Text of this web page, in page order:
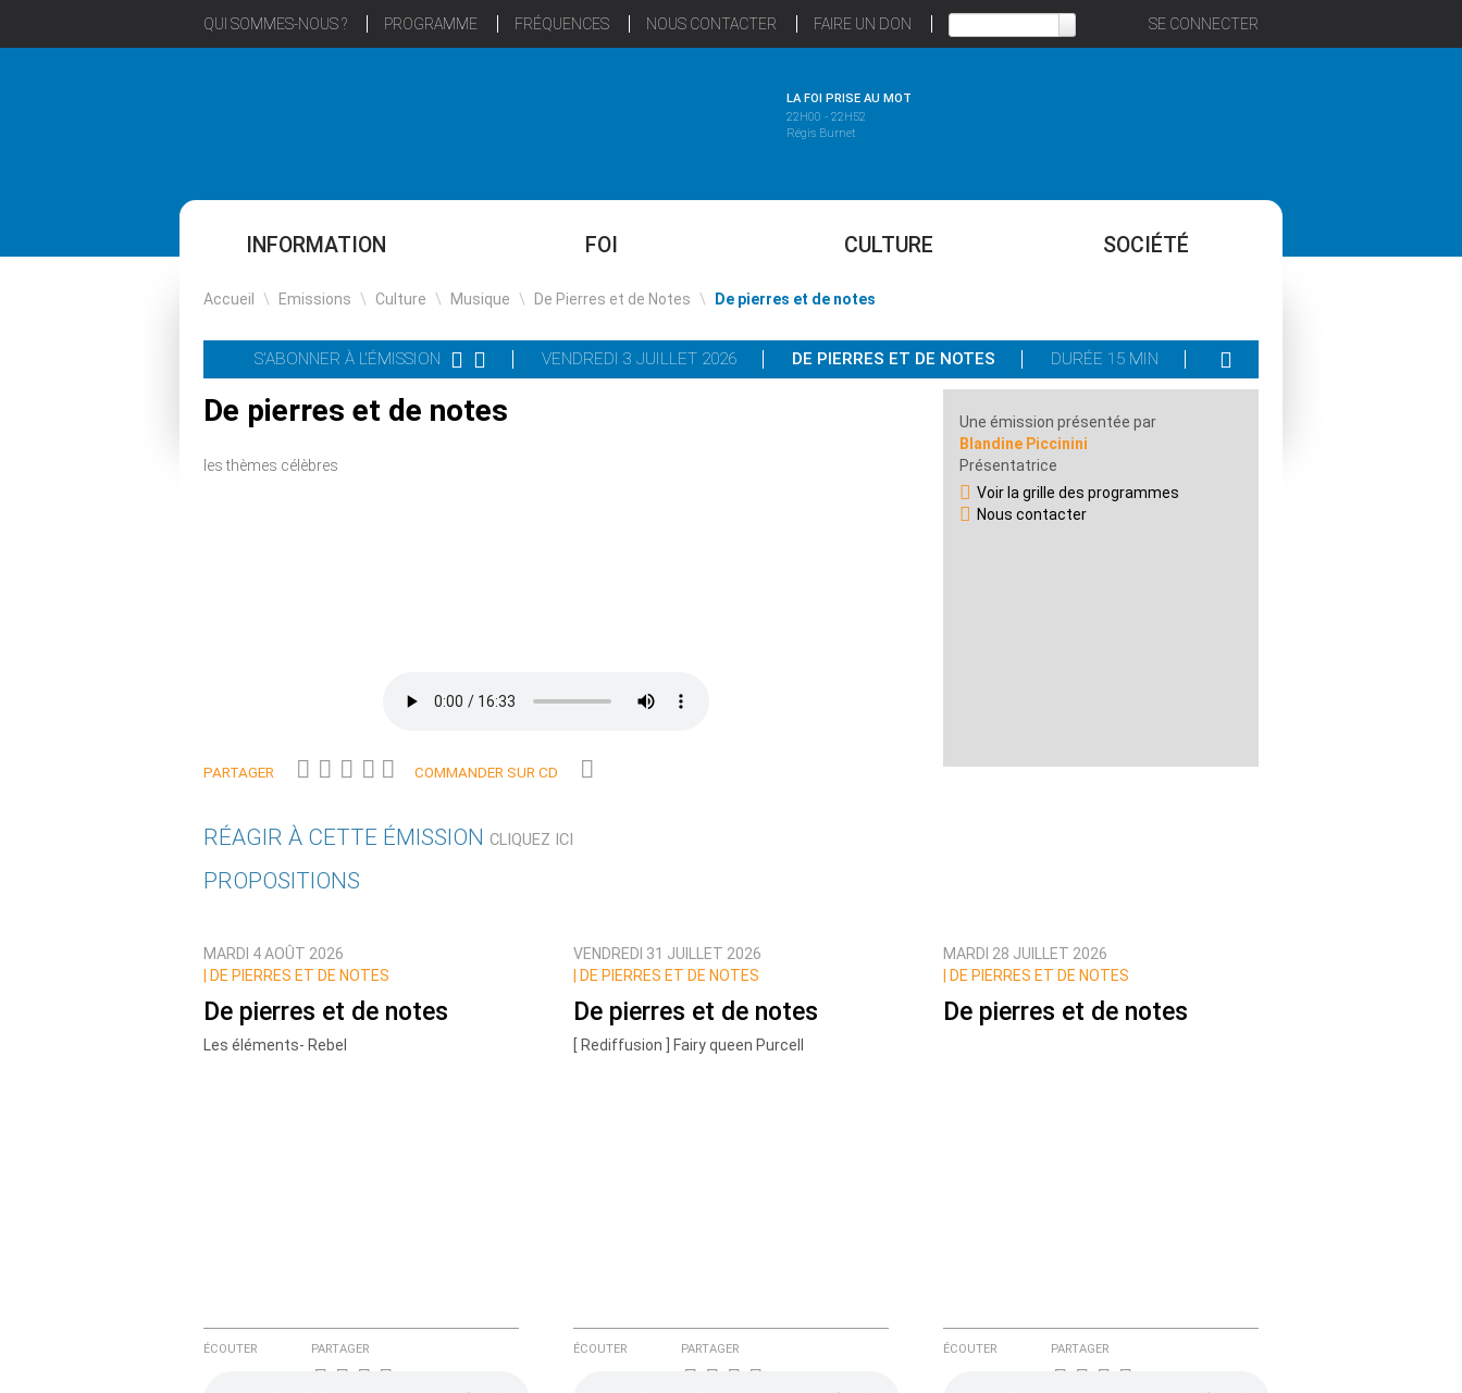
QUI SOMMES-NOUS ? PROGRAMME FRÉQUENCES NOUS CONTACTER FAIRE UN DON SE CONNECTER
LA FOI PRISE AU MOT
22H00 - 22H52
Régis Burnet
INFORMATION FOI CULTURE SOCIÉTÉ
Accueil \ Emissions \ Culture \ Musique \ De Pierres et de Notes \ De pierres et de notes
S'ABONNER À L'ÉMISSION VENDREDI 3 JUILLET 2026 DE PIERRES ET DE NOTES DURÉE 15 MIN
De pierres et de notes
les thèmes célèbres
PARTAGER COMMANDER SUR CD
Une émission présentée par
Blandine Piccinini
Présentatrice
Voir la grille des programmes
Nous contacter
RÉAGIR À CETTE ÉMISSION CLIQUEZ ICI
Nom
Courriel (non publié)
PROPOSITIONS
MARDI 4 AOÛT 2026
DE PIERRES ET DE NOTES
De pierres et de notes
Les éléments- Rebel
ÉCOUTER PARTAGER
VENDREDI 31 JUILLET 2026
DE PIERRES ET DE NOTES
De pierres et de notes
[ Rediffusion ] Fairy queen Purcell
ÉCOUTER PARTAGER
MARDI 28 JUILLET 2026
DE PIERRES ET DE NOTES
De pierres et de notes
ÉCOUTER PARTAGER